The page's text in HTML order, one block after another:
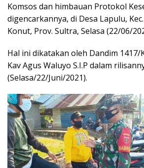
Komsos dan himbauan Protokol
digencarkannya, di Desa Lapulu,
Konut, Prov. Sultra, Selasa (22/06/
Hal ini dikatakan oleh Dandim 1417/
Kav Agus Waluyo S.I.P dalam
(Selasa/22/Juni/2021).